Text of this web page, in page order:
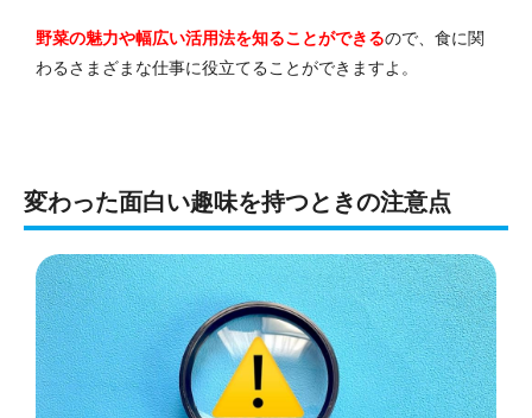
野菜の魅力や幅広い活用法を知ることができるので、食に関
わるさまざまな仕事に役立てることができますよ。
変わった面白い趣味を持つときの注意点